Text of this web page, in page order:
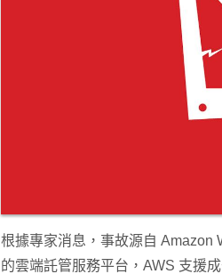
根據專家消息，事故源自 Amazon
的雲端託管服務平台，AWS 支援